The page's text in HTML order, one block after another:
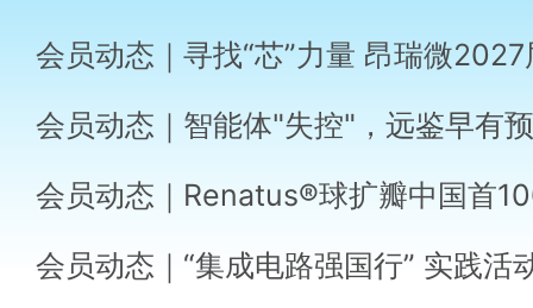
会员动态｜智能体"失控"，远鉴早有